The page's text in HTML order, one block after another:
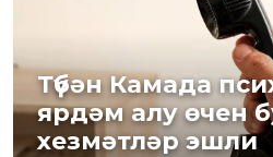
Түбән Камада
ярдәм алу өчен
хезмәтләр эшли